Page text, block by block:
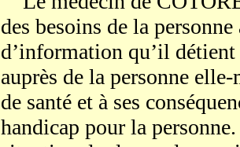
des besoins de la
d’information qu’il
auprès de la personne
de santé et à ses
handicap pour la